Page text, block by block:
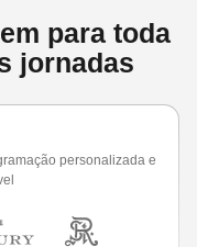
para toda
jornadas
personalizada e